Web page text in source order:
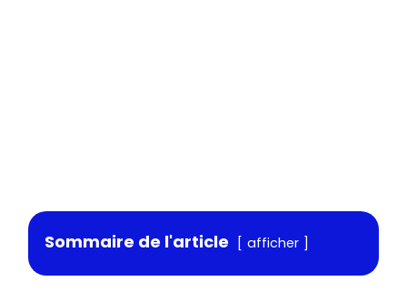
Sommaire de l'article afficher